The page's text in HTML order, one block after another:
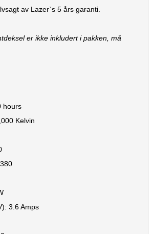
av Lazer`s 5 års garanti.
er ikke inkludert i pakken, må
hours
Kelvin
3.6 Amps